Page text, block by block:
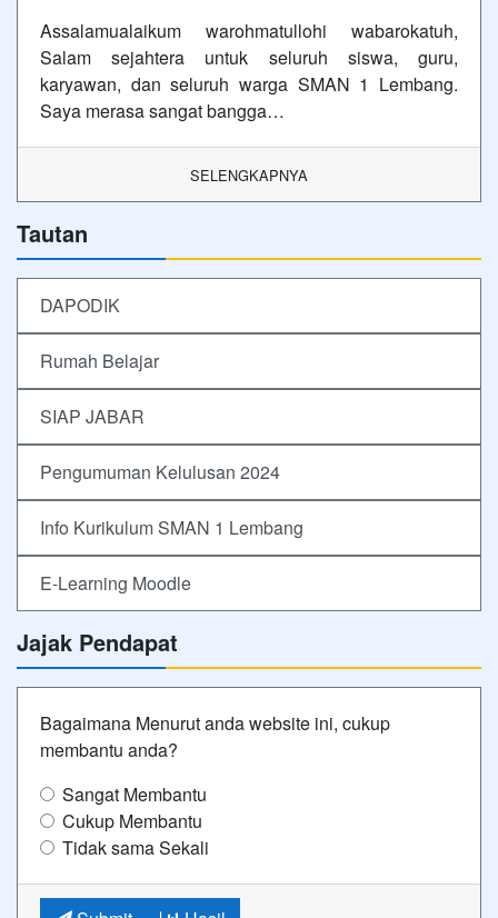
Assalamualaikum warohmatullohi wabarokatuh,
Salam sejahtera untuk seluruh siswa, guru,
karyawan, dan seluruh warga SMAN 1 Lembang.
Saya merasa sangat bangga…
SELENGKAPNYA
Tautan
DAPODIK
Rumah Belajar
SIAP JABAR
Pengumuman Kelulusan 2024
Info Kurikulum SMAN 1 Lembang
E-Learning Moodle
Jajak Pendapat
Bagaimana Menurut anda website ini, cukup
membantu anda?
Sangat Membantu
Cukup Membantu
Tidak sama Sekali